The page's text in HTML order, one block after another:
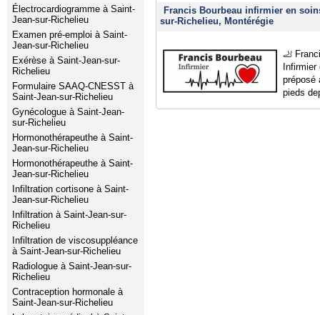
Électrocardiogramme à Saint-
Jean-sur-Richelieu
Examen pré-emploi à Saint-
Jean-sur-Richelieu
Exérèse à Saint-Jean-sur-
Richelieu
Formulaire SAAQ-CNESST à
Saint-Jean-sur-Richelieu
Gynécologue à Saint-Jean-
sur-Richelieu
Hormonothérapeuthe à Saint-
Jean-sur-Richelieu
Hormonothérapeuthe à Saint-
Jean-sur-Richelieu
Infiltration cortisone à Saint-
Jean-sur-Richelieu
Infiltration à Saint-Jean-sur-
Richelieu
Infiltration de viscosuppléance
à Saint-Jean-sur-Richelieu
Radiologue à Saint-Jean-sur-
Richelieu
Contraception hormonale à
Saint-Jean-sur-Richelieu
Francis Bourbeau infirmier en
sur-Richelieu, Montérégie
🦶
préposé
pieds